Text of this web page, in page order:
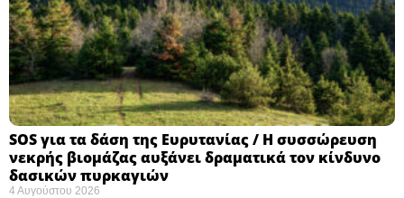
SOS για τα δάση της Ευρυτανίας / Η συσσώρευση
νεκρής βιομάζας αυξάνει δραματικά τον κίνδυνο
δασικών πυρκαγιών
4 Αυγούστου 2026